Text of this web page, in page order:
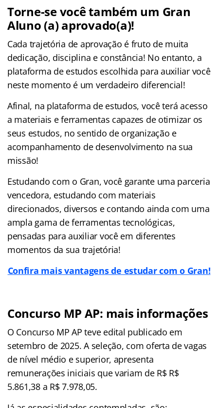
Torne-se você também um Gran
Aluno (a) aprovado(a)!
Cada trajetória de aprovação é fruto de muita
dedicação, disciplina e constância! No entanto, a
plataforma de estudos escolhida para auxiliar você
neste momento é um verdadeiro diferencial!
Afinal, na plataforma de estudos, você terá acesso
a materiais e ferramentas capazes de otimizar os
seus estudos, no sentido de organização e
acompanhamento de desenvolvimento na sua
missão!
Estudando com o Gran, você garante uma parceria
vencedora, estudando com materiais
direcionados, diversos e contando ainda com uma
ampla gama de ferramentas tecnológicas,
pensadas para auxiliar você em diferentes
momentos da sua trajetória!
Confira mais vantagens de estudar com o Gran!
Concurso MP AP: mais informações
O Concurso MP AP teve edital publicado em
setembro de 2025. A seleção, com oferta de vagas
de nível médio e superior, apresenta
remunerações iniciais que variam de R$ R$
5.861,38 a R$ 7.978,05.